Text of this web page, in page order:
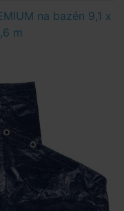
na bazén 9,1 x
m